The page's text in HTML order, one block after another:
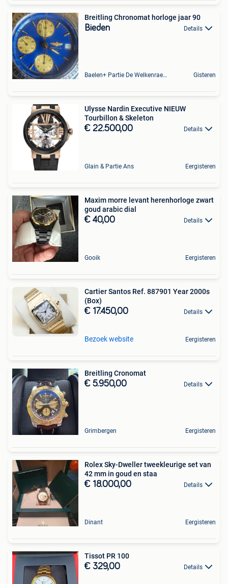
Breitling Chronomat horloge jaar 90
Bieden Details
Baelen+ Partie De Welkenraedt Gisteren
Ulysse Nardin Executive NIEUW
Tourbillon & Skeleton
€ 22.500,00 Details
Glain & Partie Ans Eergisteren
Maxim morre levant herenhorloge zwart
goud arabic dial
€ 40,00 Details
Gooik Eergisteren
Cartier Santos Ref. 887901 Year 2000s
(Box)
€ 17.450,00 Details
Bezoek website Eergisteren
Breitling Cronomat
€ 5.950,00 Details
Grimbergen Eergisteren
Rolex Sky-Dweller tweekleurige set van
42 mm in goud en staa
€ 18.000,00 Details
Dinant Eergisteren
Tissot PR 100
€ 329,00 Details